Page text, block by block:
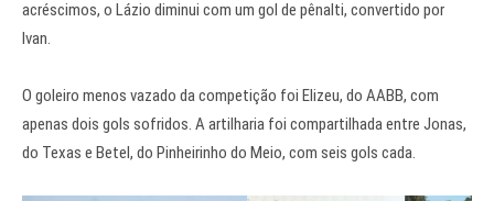
acréscimos, o Lázio diminui com um gol de pênalti, convertido por
Ivan.
O goleiro menos vazado da competição foi Elizeu, do AABB, com
apenas dois gols sofridos. A artilharia foi compartilhada entre Jonas,
do Texas e Betel, do Pinheirinho do Meio, com seis gols cada.